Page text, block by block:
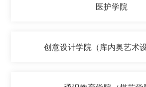
医护学院
创意设计学院（库内奥艺术